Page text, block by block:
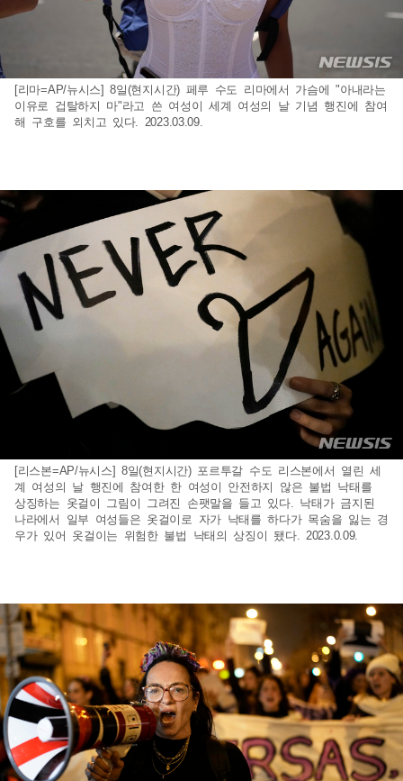
[리마=AP/뉴시스] 8일(현지시간) 페루 수도 리마에서 가슴에 "아내라는
이유로 겁탈하지 마"라고 쓴 여성이 세계 여성의 날 기념 행진에 참여
해 구호를 외치고 있다. 2023.03.09.
[리스본=AP/뉴시스] 8일(현지시간) 포르투갈 수도 리스본에서 열린 세
계 여성의 날 행진에 참여한 한 여성이 안전하지 않은 불법 낙태를
상징하는 옷걸이 그림이 그려진 손팻말을 들고 있다. 낙태가 금지된
나라에서 일부 여성들은 옷걸이로 자가 낙태를 하다가 목숨을 잃는 경
우가 있어 옷걸이는 위험한 불법 낙태의 상징이 됐다. 2023.0.09.